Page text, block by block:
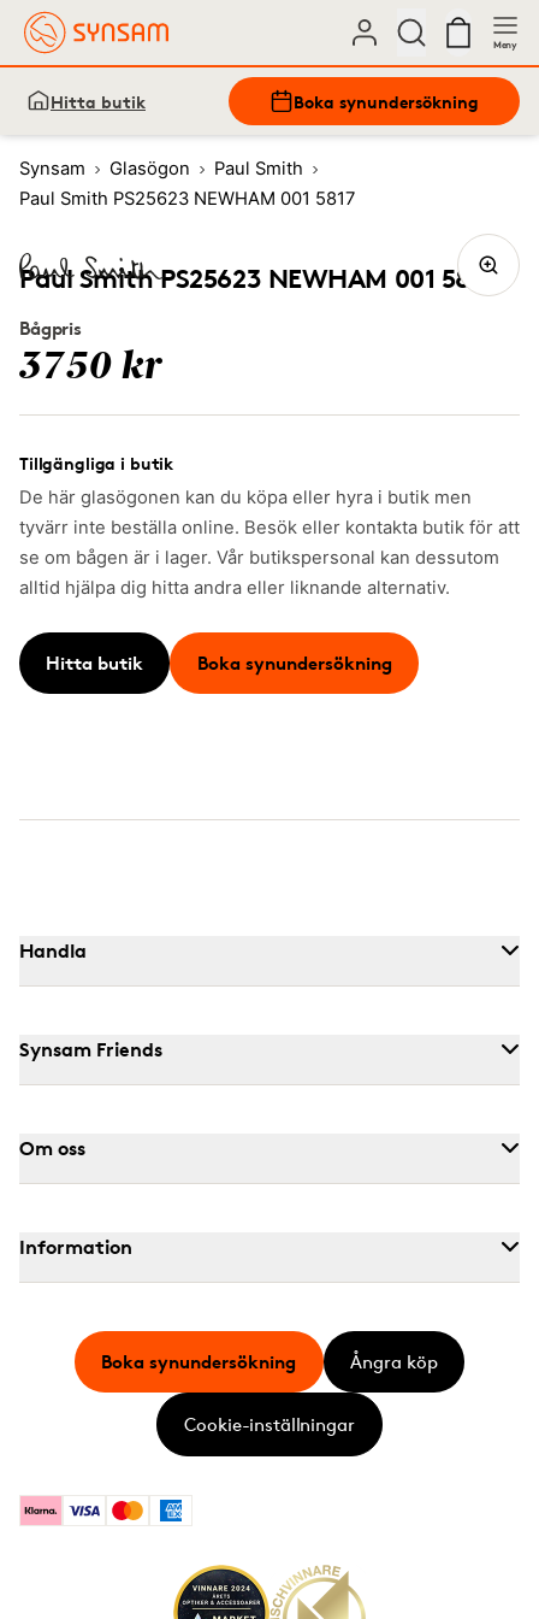
Meny
Hitta butik Boka synundersökning
Synsam Glasögon
Paul Smith
Paul Smith PS25623 NEWHAM 001 5817
Paul Smith PS25623 NEWHAM 001 5817
Bågpris
3750 kr
Tillgängliga i butik
De här glasögonen kan du köpa eller hyra i butik men
tyvärr inte beställa online. Besök eller kontakta butik för att
se om bågen är i lager. Vår butikspersonal kan dessutom
alltid hjälpa dig hitta andra eller liknande alternativ.
Hitta butik Boka synundersökning
Handla
Synsam Friends
Om oss
Information
KlarnaVisa MastercardAmerican Express
Boka synundersökning Ångra köp
Cookie-inställningar